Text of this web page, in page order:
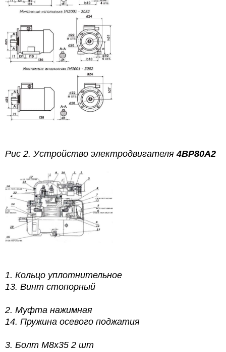
Рис 2. Устройство электродвигателя4ВР80А2
1. Кольцо уплотнительное
13. Винт стопорный
2. Муфта нажимная
14. Пружина осевого поджатия
3. Болт М8х35 2 шт